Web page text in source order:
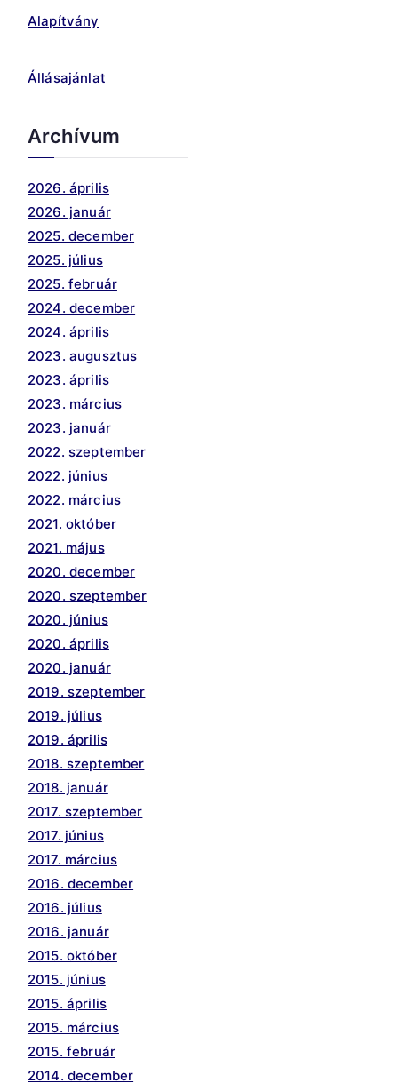
Alapítvány
Állásajánlat
Archívum
2026. április
2026. január
2025. december
2025. július
2025. február
2024. december
2024. április
2023. augusztus
2023. április
2023. március
2023. január
2022. szeptember
2022. június
2022. március
2021. október
2021. május
2020. december
2020. szeptember
2020. június
2020. április
2020. január
2019. szeptember
2019. július
2019. április
2018. szeptember
2018. január
2017. szeptember
2017. június
2017. március
2016. december
2016. július
2016. január
2015. október
2015. június
2015. április
2015. március
2015. február
2014. december